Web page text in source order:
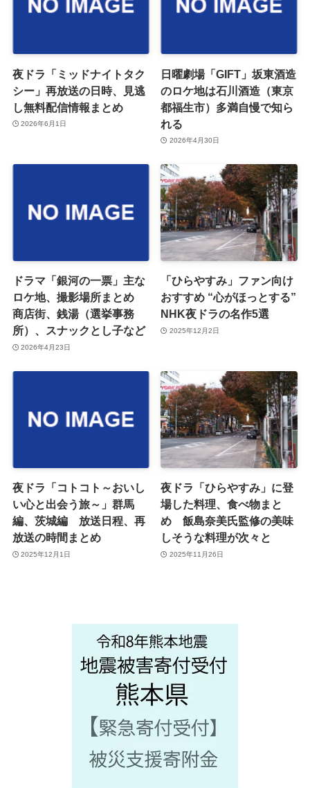
夜ドラ「ミッドナイトタク
シー」再放送の日時、見逃
し無料配信情報まとめ
2026年6月1日
日曜劇場「GIFT」坂東酒造
のロケ地は石川酒造（東京
都福生市）多満自慢で知ら
れる
2026年4月30日
ドラマ「銀河の一票」主な
ロケ地、撮影場所まとめ
商店街、銭湯（選挙事務
所）、スナックとし子など
2026年4月23日
「ひらやすみ」ファン向け
おすすめ “心がほっとする”
NHK夜ドラの名作5選
2025年12月2日
夜ドラ「コトコト～おいし
い心と出会う旅～」群馬
編、茨城編 放送日程、再
放送の時間まとめ
2025年12月1日
夜ドラ「ひらやすみ」に登
場した料理、食べ物まと
め 飯島奈美氏監修の美味
しそうな料理が次々と
2025年11月26日